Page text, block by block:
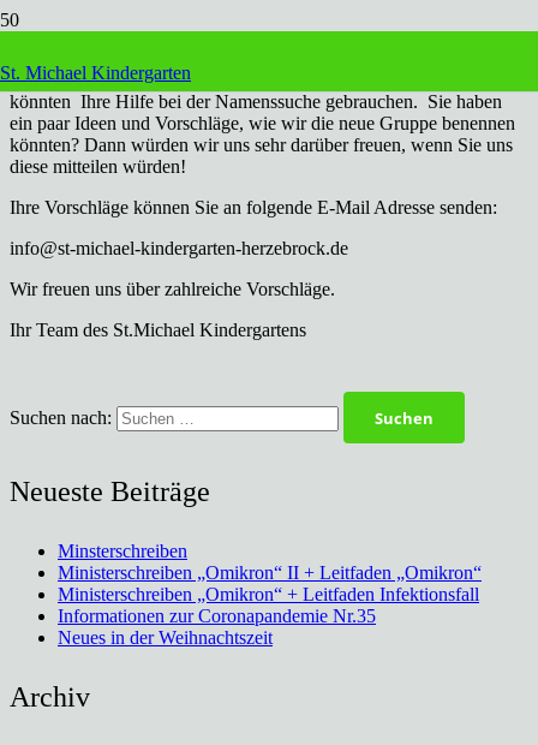
St. Michael Kindergarten
Nun rückt die Eröffnung der vierten Gruppe immer näher und wir
könnten Ihre Hilfe bei der Namenssuche gebrauchen. Sie haben
ein paar Ideen und Vorschläge, wie wir die neue Gruppe benennen
könnten? Dann würden wir uns sehr darüber freuen, wenn Sie uns
diese mitteilen würden!
Ihre Vorschläge können Sie an folgende E-Mail Adresse senden:
info@st-michael-kindergarten-herzebrock.de
Wir freuen uns über zahlreiche Vorschläge.
Ihr Team des St.Michael Kindergartens
Suchen nach:
Neueste Beiträge
Minsterschreiben
Ministerschreiben „Omikron“ II + Leitfaden „Omikron“
Ministerschreiben „Omikron“ + Leitfaden Infektionsfall
Informationen zur Coronapandemie Nr.35
Neues in der Weihnachtszeit
Archiv